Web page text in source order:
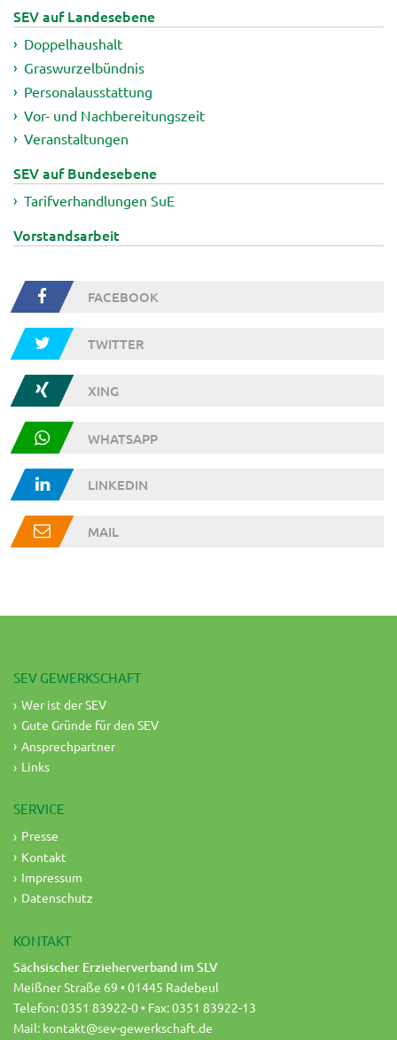
SEV auf Landesebene
Doppelhaushalt
Graswurzelbündnis
Personalausstattung
Vor- und Nachbereitungszeit
Veranstaltungen
SEV auf Bundesebene
Tarifverhandlungen SuE
Vorstandsarbeit
FACEBOOK
TWITTER
XING
WHATSAPP
LINKEDIN
MAIL
SEV GEWERKSCHAFT
Wer ist der SEV
Gute Gründe für den SEV
Ansprechpartner
Links
SERVICE
Presse
Kontakt
Impressum
Datenschutz
KONTAKT
Sächsischer Erzieherverband im SLV
Meißner Straße 69 • 01445 Radebeul
Telefon: 0351 83922-0 • Fax: 0351 83922-13
Mail: kontakt@sev-gewerkschaft.de